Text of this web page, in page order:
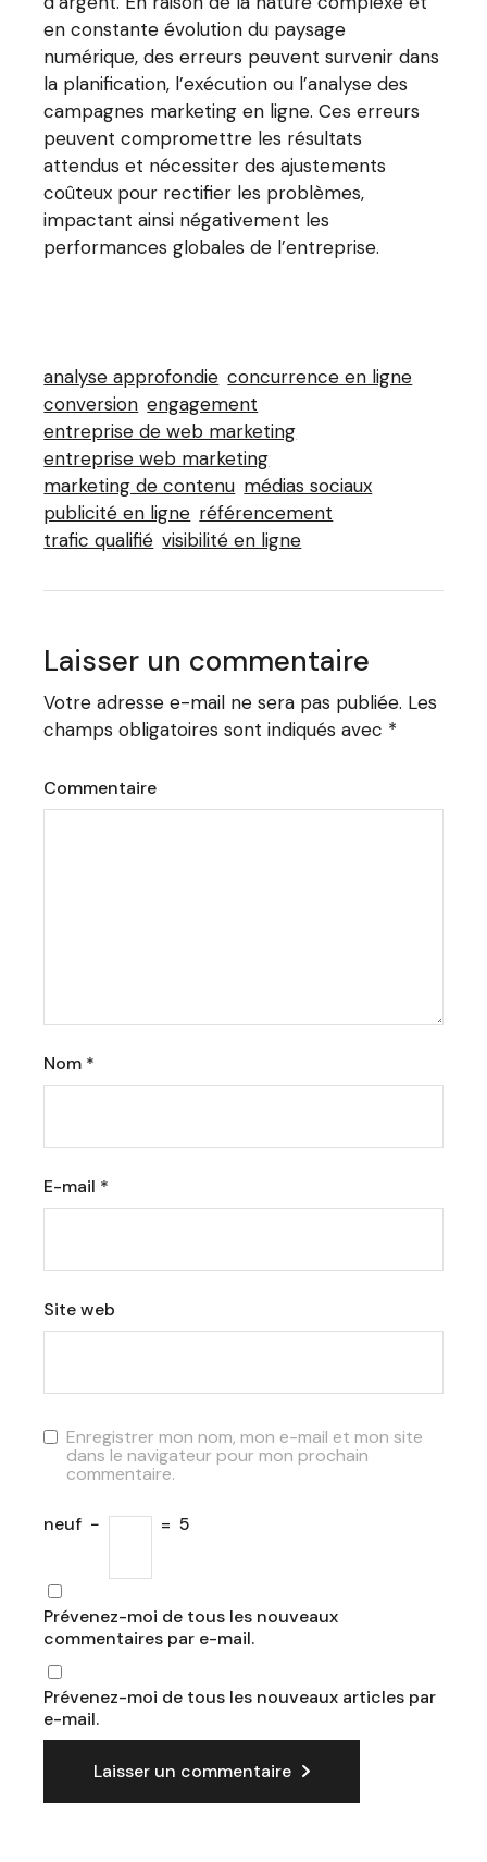
en constante évolution du paysage
numérique, des erreurs peuvent survenir dans
la planification, l’exécution ou l’analyse des
campagnes marketing en ligne. Ces erreurs
peuvent compromettre les résultats
attendus et nécessiter des ajustements
coûteux pour rectifier les problèmes,
impactant ainsi négativement les
performances globales de l’entreprise.
analyse approfondie concurrence en ligne
conversion engagement
entreprise de web marketing
entreprise web marketing
marketing de contenu médias sociaux
publicité en ligne référencement
trafic qualifié visibilité en ligne
Laisser un commentaire
Votre adresse e-mail ne sera pas publiée. Les
champs obligatoires sont indiqués avec *
Commentaire
Nom *
E-mail *
Site web
Enregistrer mon nom, mon e-mail et mon site
dans le navigateur pour mon prochain
commentaire.
neuf − = 5
Prévenez-moi de tous les nouveaux
commentaires par e-mail.
Prévenez-moi de tous les nouveaux articles par
e-mail.
Laisser un commentaire